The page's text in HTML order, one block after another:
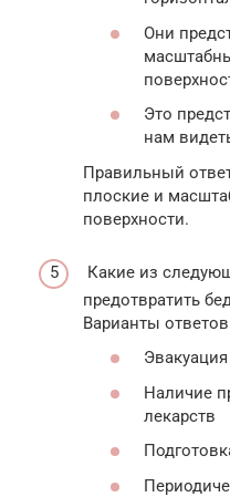
Они
Это
нам
Правильный
плоские и
поверхности.
Какие из
предотвратить
Варианты
Наличие
лекарств